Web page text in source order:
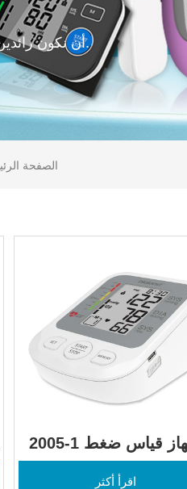
أن نكون رائدين في مجال توفير خدمات إنترنت الأشياء الذكية لمعدات الأمراض المزمنة.
الصفحة
2005-1 جهاز قياس ضغط
الدم في أعلى الذراع
اقرأ أكثر